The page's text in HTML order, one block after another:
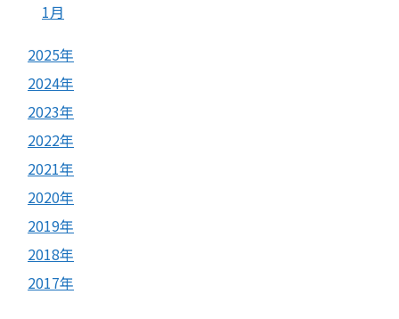
1月
2025年
2024年
2023年
2022年
2021年
2020年
2019年
2018年
2017年